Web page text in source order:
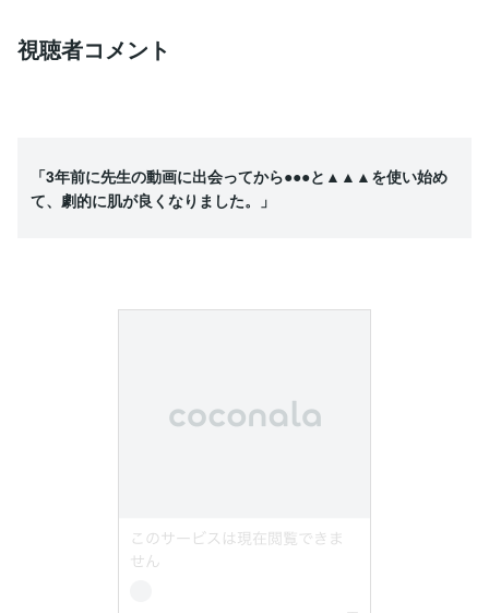
視聴者コメント
「3年前に先生の動画に出会ってから●●●と▲▲▲を使い始め
て、劇的に肌が良くなりました。」